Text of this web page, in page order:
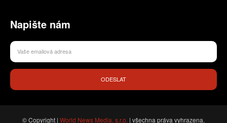
Napište nám
ODESLAT
© Copyright | World News Media, s.r.o. | všechna práva vyhrazena.